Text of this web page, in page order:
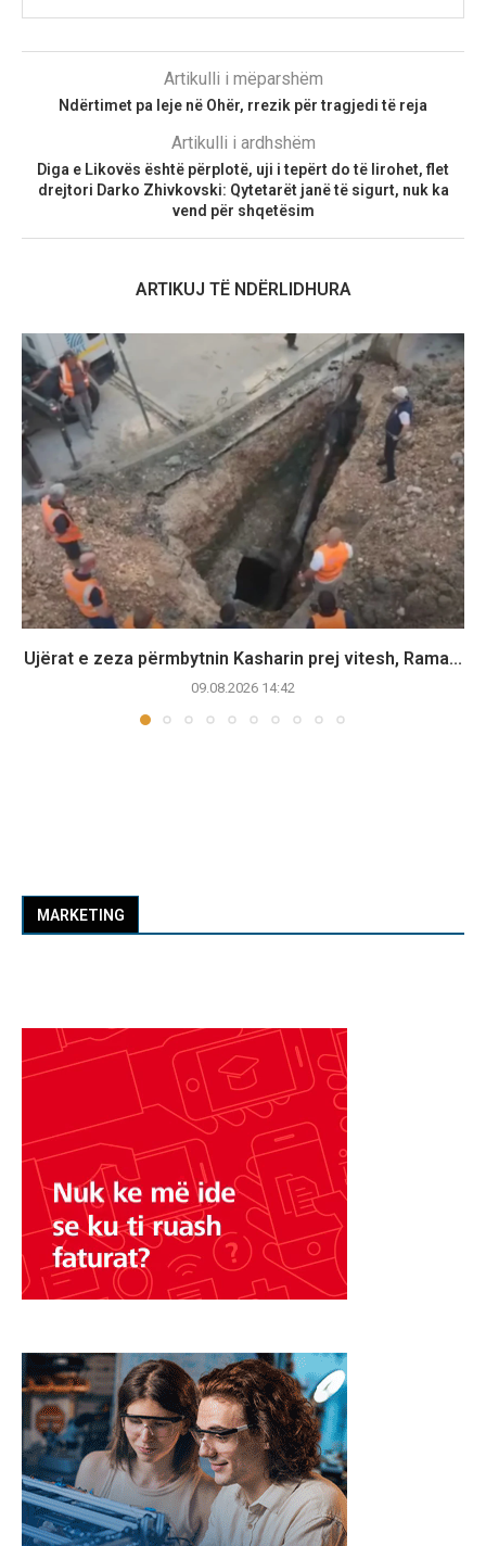
Artikulli i mëparshëm
Ndërtimet pa leje në Ohër, rrezik për tragjedi të reja
Artikulli i ardhshëm
Diga e Likovës është përplotë, uji i tepërt do të lirohet, flet
drejtori Darko Zhivkovski: Qytetarët janë të sigurt, nuk ka
vend për shqetësim
ARTIKUJ TË NDËRLIDHURA
Ujërat e zeza përmbytnin Kasharin prej vitesh, Rama...
09.08.2026 14:42
MARKETING